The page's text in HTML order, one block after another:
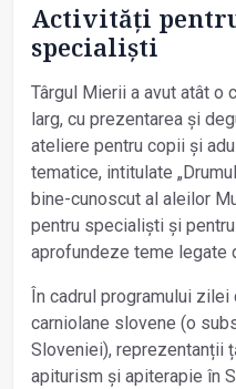
Activități
specialiști
Târgul Mierii a avut atât o
larg, cu prezentarea și
ateliere pentru copii și
tematice, intitulate
bine-cunoscut al aleilor
pentru specialiști și
aprofundeze teme legate
În cadrul programului
carniolane slovene (o
Sloveniei), reprezentanții
apiturism și apiterapie în